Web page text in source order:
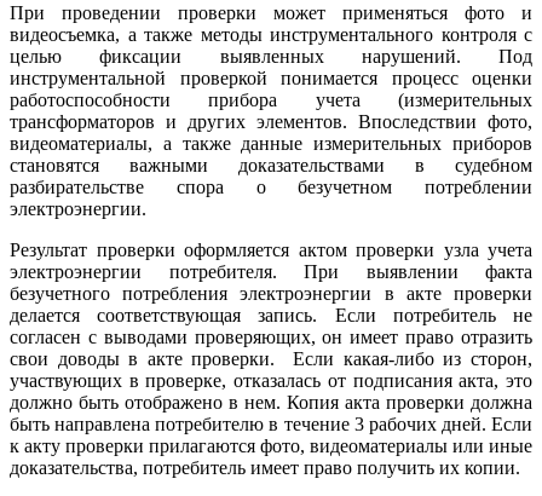
При проведении проверки может применяться фото и
видеосъемка, а также методы инструментального контроля с
целью фиксации выявленных нарушений. Под
инструментальной проверкой понимается процесс оценки
работоспособности прибора учета (измерительных
трансформаторов и других элементов. Впоследствии фото,
видеоматериалы, а также данные измерительных приборов
становятся важными доказательствами в судебном
разбирательстве спора о безучетном потреблении
электроэнергии.
Результат проверки оформляется актом проверки узла учета
электроэнергии потребителя. При выявлении факта
безучетного потребления электроэнергии в акте проверки
делается соответствующая запись. Если потребитель не
согласен с выводами проверяющих, он имеет право отразить
свои доводы в акте проверки. Если какая-либо из сторон,
участвующих в проверке, отказалась от подписания акта, это
должно быть отображено в нем. Копия акта проверки должна
быть направлена потребителю в течение 3 рабочих дней. Если
к акту проверки прилагаются фото, видеоматериалы или иные
доказательства, потребитель имеет право получить их копии.